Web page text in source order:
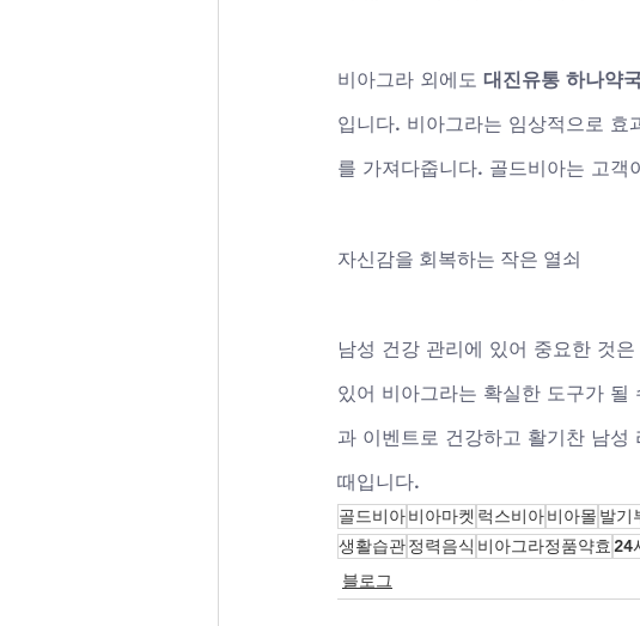
비아그라 외에도 대진유통 하나약
입니다. 비아그라는 임상적으로
를 가져다줍니다. 골드비아는 고
자신감을 회복하는 작은 열쇠
남성 건강 관리에 있어 중요한 것
있어 비아그라는 확실한 도구가
과 이벤트로 건강하고 활기찬 남
때입니다.
골드비아비아마켓 럭스비아비아몰 발기
생활습관정력음식 비아그라정품약효24
블로그